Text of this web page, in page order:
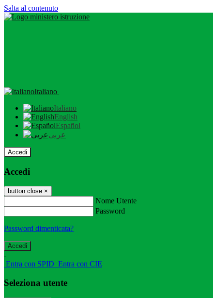
Salta al contenuto
Italiano
Italiano
English
Español
عربى
Accedi
Accedi
button close ×
Nome Utente
Password
Password dimenticata?
-
Entra con SPID Entra con CIE
Seleziona utente